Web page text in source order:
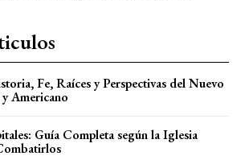
Fe, Raíces y Perspectivas del Nuevo
Americano
Guía Completa según la Iglesia